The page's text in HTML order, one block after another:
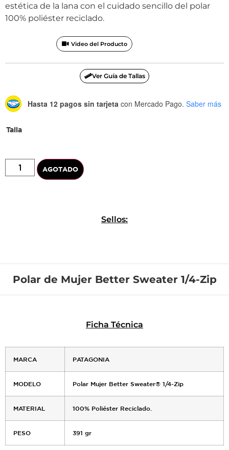
estética de la lana con el cuidado sencillo del polar
100% poliéster reciclado.
Video del Producto
Ver Guía de Tallas
Hasta 12 pagos sin tarjeta con Mercado Pago. Saber más
Talla
AGOTADO
Sellos:
Polar de Mujer Better Sweater 1/4-Zip
Ficha Técnica
MARCA PATAGONIA
MODELO Polar Mujer Better Sweater® 1/4-Zip
MATERIAL 100% Poliéster Reciclado.
PESO 391 gr